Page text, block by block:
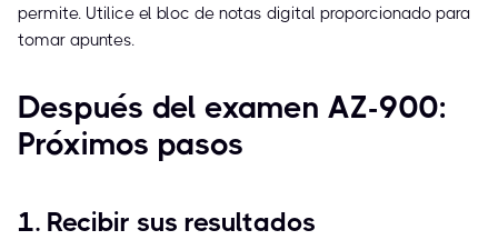
permite. Utilice el bloc de notas digital proporcionado para
tomar apuntes.
Después del examen AZ-900:
Próximos pasos
1. Recibir sus resultados